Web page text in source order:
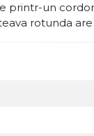
printr-un
rotunda